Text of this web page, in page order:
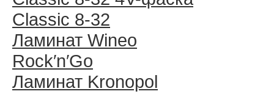
Classic 8-32
Ламинат Wineo
Rock′n′Go
Ламинат Kronopol